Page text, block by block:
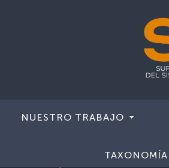
NUESTRO TRABAJO